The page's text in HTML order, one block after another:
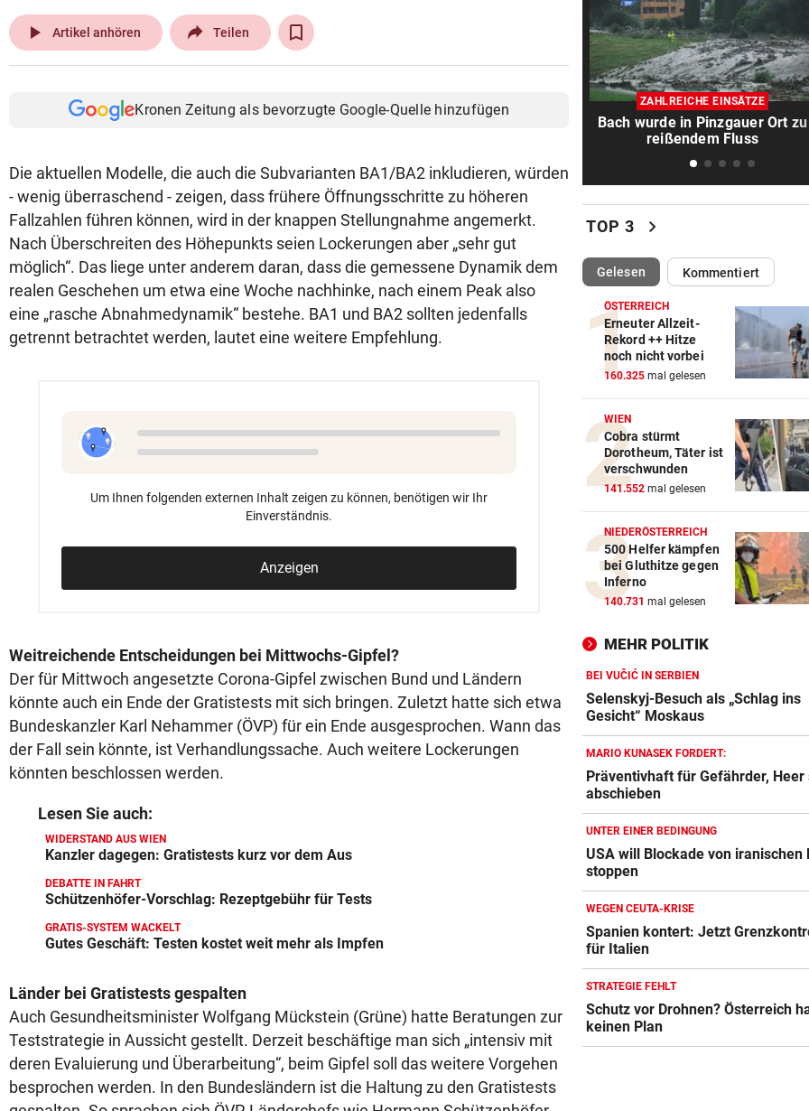
play_arrow Artikel anhören Teilen
Kronen Zeitung als bevorzugte Google-Quelle hinzufügen
Die aktuellen Modelle, die auch die Subvarianten BA1/BA2 inkludieren, würden
- wenig überraschend - zeigen, dass frühere Öffnungsschritte zu höheren
Fallzahlen führen können, wird in der knappen Stellungnahme angemerkt.
Nach Überschreiten des Höhepunkts seien Lockerungen aber „sehr gut
möglich“. Das liege unter anderem daran, dass die gemessene Dynamik dem
realen Geschehen um etwa eine Woche nachhinke, nach einem Peak also
eine „rasche Abnahmedynamik“ bestehe. BA1 und BA2 sollten jedenfalls
getrennt betrachtet werden, lautet eine weitere Empfehlung.
Um Ihnen folgenden externen Inhalt zeigen zu können, benötigen wir Ihr
Einverständnis.
Anzeigen
Weitreichende Entscheidungen bei Mittwochs-Gipfel?
Der für Mittwoch angesetzte Corona-Gipfel zwischen Bund und Ländern
könnte auch ein Ende der Gratistests mit sich bringen. Zuletzt hatte sich etwa
Bundeskanzler Karl Nehammer (ÖVP) für ein Ende ausgesprochen. Wann das
der Fall sein könnte, ist Verhandlungssache. Auch weitere Lockerungen
könnten beschlossen werden.
Lesen Sie auch:
WIDERSTAND AUS WIEN
Kanzler dagegen: Gratistests kurz vor dem Aus
DEBATTE IN FAHRT
Schützenhöfer-Vorschlag: Rezeptgebühr für Tests
GRATIS-SYSTEM WACKELT
Gutes Geschäft: Testen kostet weit mehr als Impfen
Länder bei Gratistests gespalten
Auch Gesundheitsminister Wolfgang Mückstein (Grüne) hatte Beratungen zur
Teststrategie in Aussicht gestellt. Derzeit beschäftige man sich „intensiv mit
deren Evaluierung und Überarbeitung“, beim Gipfel soll das weitere Vorgehen
besprochen werden. In den Bundesländern ist die Haltung zu den Gratistests
„Ratte“: Hat Cannavaro einen
Verräter im Team?
ARBEIT UND URLAUB vor
Steirische Ärztin tauschte
gegen „Traumschiff“
Tiroler Seniorin (76)
Auto in Baugrube
Trotz 3:1 gegen WSG bleibt
Altachern ein Problem
FÄHIGKEITEN BEDENKLICH
Sorge um Sicherheit: OpenAI
muss neue KI einhegen
GAK-Heimstart: „Qualität
ganz andere!“
500 STATT FÜNF EURO
Falscher Spendensammler
Paar über den Tisch
ANRAINER SCHILDERT
Heftiges Beben riss Tiroler
Im Südburgenland heißt es:
Dusche statt Badewanne!
BEI VUČIĆ IN SERBIEN
Selenskyj-Besuch als
Gesicht“ Moskaus
Bochum-Profi drohte nach
Bein zu verlieren
SKURRILES SPIEL
Zwangspause: „Seltsam! So
etwas kommt nie vor“
FLUCH DER KARIBIK
Rückschlag kam für
Colin“ im Zeitfahren
ZAHLREICHE EINSÄTZE
Bach wurde in Pinzgauer Ort zu
reißendem Fluss
TOP 3 chevron_right
Gelesen(ausgewählt)Kommentiert
ÖSTERREICH
Erneuter Allzeit-
Rekord ++ Hitze
noch nicht vorbei
160.325 mal gelesen
WIEN
Cobra stürmt
Dorotheum, Täter ist
verschwunden
141.552 mal gelesen
NIEDERÖSTERREICH
500 Helfer kämpfen
bei Gluthitze gegen
Inferno
140.731 mal gelesen
MEHR POLITIK
BEI VUČIĆ IN SERBIEN
Selenskyj-Besuch als „Schlag ins
Gesicht“ Moskaus
MARIO KUNASEK FORDERT:
Präventivhaft für Gefährder, Heer
abschieben
UNTER EINER BEDINGUNG
USA will Blockade von iranischen
stoppen
WEGEN CEUTA-KRISE
Spanien kontert: Jetzt
für Italien
STRATEGIE FEHLT
Schutz vor Drohnen? Österreich
keinen Plan